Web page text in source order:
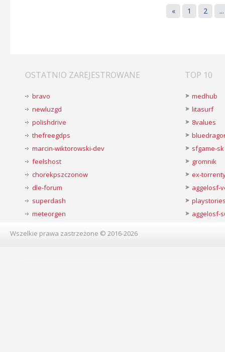
« 1 2 ...
OSTATNIO ZAREJESTROWANE
bravo
newluzgd
polishdrive
thefreegdps
marcin-wiktorowski-dev
feelshost
chorekpszczonow
dle-forum
superdash
meteorgen
TOP 10
medhub
litasurf
8values
sfgame-sk
gromnik
ex-
aggelosf-
aggelosf-
Wszelkie prawa zastrzeżone © 2016-2026